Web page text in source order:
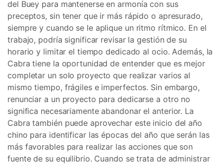
del Buey para mantenerse en armonía con sus
preceptos, sin tener que ir más rápido o apresurado,
siempre y cuando se le aplique un ritmo rítmico. En el
trabajo, podría significar revisar la gestión de su
horario y limitar el tiempo dedicado al ocio. Además, la
Cabra tiene la oportunidad de entender que es mejor
completar un solo proyecto que realizar varios al
mismo tiempo, frágiles e imperfectos. Sin embargo,
renunciar a un proyecto para dedicarse a otro no
significa necesariamente abandonar el anterior. La
Cabra también puede aprovechar este inicio del año
chino para identificar las épocas del año que serán las
más favorables para realizar las acciones que son
fuente de su equilibrio. Cuando se trata de administrar